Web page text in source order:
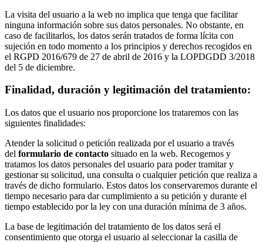
La visita del usuario a la web no implica que tenga que facilitar
ninguna información sobre sus datos personales. No obstante, en
caso de facilitarlos, los datos serán tratados de forma lícita con
sujeción en todo momento a los principios y derechos recogidos en
el RGPD 2016/679 de 27 de abril de 2016 y la LOPDGDD 3/2018
del 5 de diciembre.
Finalidad, duración y legitimación del tratamiento:
Los datos que el usuario nos proporcione los trataremos con las
siguientes finalidades:
Atender la solicitud o petición realizada por el usuario a través
del formulario de contacto situado en la web. Recogemos y
tratamos los datos personales del usuario para poder tramitar y
gestionar su solicitud, una consulta o cualquier petición que realiza a
través de dicho formulario. Estos datos los conservaremos durante el
tiempo necesario para dar cumplimiento a su petición y durante el
tiempo establecido por la ley con una duración mínima de 3 años.
La base de legitimación del tratamiento de los datos será el
consentimiento que otorga el usuario al seleccionar la casilla de